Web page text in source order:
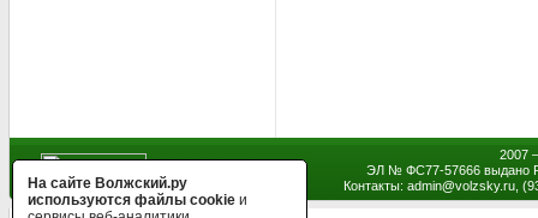
2007
ЭЛ № ФС77-57666 выдано
Контакты: admin@volzsky.ru,
На сайте Волжский.ру
используются файлы cookie и